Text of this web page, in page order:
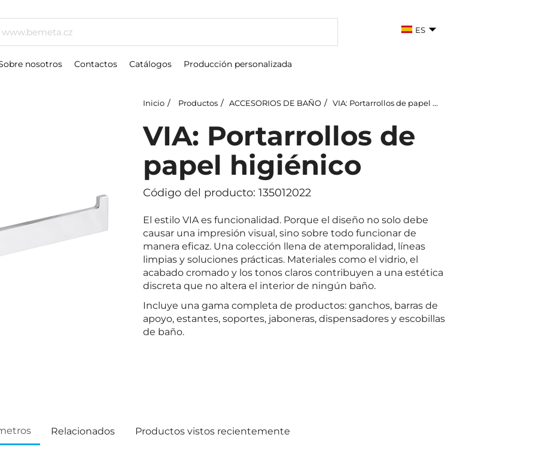
nosotros Contactos Catálogos Producción personalizada
ES
Inicio Productos ACCESORIOS DE BAÑO VIA: Portarrollos de papel higiénico
VIA: Portarrollos de
papel higiénico
Código del producto: 135012022
El estilo VIA es funcionalidad. Porque el diseño no solo debe
causar una impresión visual, sino sobre todo funcionar de
manera eficaz. Una colección llena de atemporalidad, líneas
limpias y soluciones prácticas. Materiales como el vidrio, el
acabado cromado y los tonos claros contribuyen a una estética
discreta que no altera el interior de ningún baño.
Incluye una gama completa de productos: ganchos, barras de
apoyo, estantes, soportes, jaboneras, dispensadores y escobillas
de baño.
Relacionados Productos vistos recientemente